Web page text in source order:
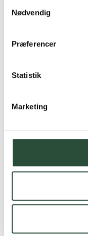
Nødvendig
Præferencer
Statistik
Marketing